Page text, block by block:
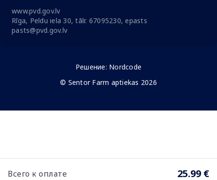
Всего к оплате 25.99 €
www.pvd.gov.lv
Rīga, Peldu iela 30, tālr. 67095230, epasts
pasts@pvd.gov.lv
Решение: Nordcode
© Sentor Farm aptiekas 2026